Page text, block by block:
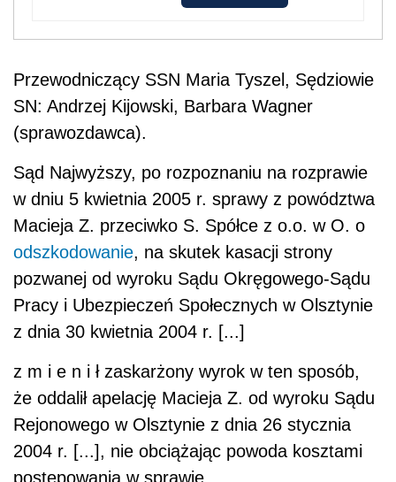
Przewodniczący SSN Maria Tyszel, Sędziowie
SN: Andrzej Kijowski, Barbara Wagner
(sprawozdawca).
Sąd Najwyższy, po rozpoznaniu na rozprawie
w dniu 5 kwietnia 2005 r. sprawy z powództwa
Macieja Z. przeciwko S. Spółce z o.o. w O. o
odszkodowanie, na skutek kasacji strony
pozwanej od wyroku Sądu Okręgowego-Sądu
Pracy i Ubezpieczeń Społecznych w Olsztynie
z dnia 30 kwietnia 2004 r. [...]
z m i e n i ł zaskarżony wyrok w ten sposób,
że oddalił apelację Macieja Z. od wyroku Sądu
Rejonowego w Olsztynie z dnia 26 stycznia
2004 r. [...], nie obciążając powoda kosztami
postępowania w sprawie.